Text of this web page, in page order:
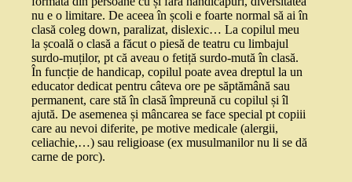
nu e o limitare. De aceea în școli e foarte normal să ai în
clasă coleg down, paralizat, dislexic… La copilul meu
la școală o clasă a făcut o piesă de teatru cu limbajul
surdo-muților, pt că aveau o fetiță surdo-mută în clasă.
În funcție de handicap, copilul poate avea dreptul la un
educator dedicat pentru câteva ore pe săptămână sau
permanent, care stă în clasă împreună cu copilul și îl
ajută. De asemenea și mâncarea se face special pt copiii
care au nevoi diferite, pe motive medicale (alergii,
celiachie,…) sau religioase (ex musulmanilor nu li se dă
carne de porc).